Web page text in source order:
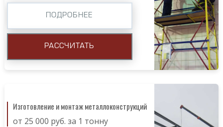
ПОДРОБНЕЕ
РАССЧИТАТЬ
Изготовление и монтаж металлоконструкций
от 25 000 руб. за 1 тонну